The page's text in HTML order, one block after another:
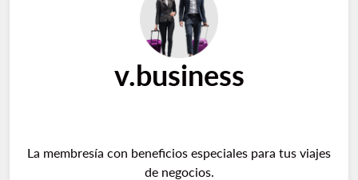
v.business
La membresía con beneficios especiales para tus viajes
de negocios.